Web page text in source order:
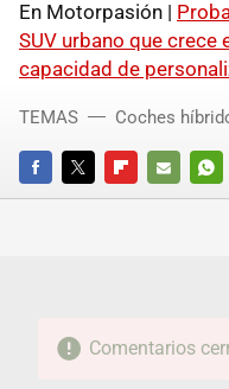
En Motorpasión |
SUV urbano que crece
capacidad de
FACEBOOKTWITTERFLIPBOARD
E-
TEMAS Coches
Comentarios